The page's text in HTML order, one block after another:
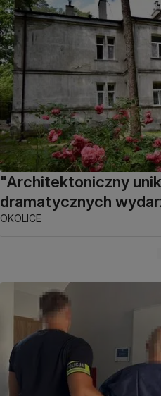
"Architektoniczny
dramatycznych
OKOLICE